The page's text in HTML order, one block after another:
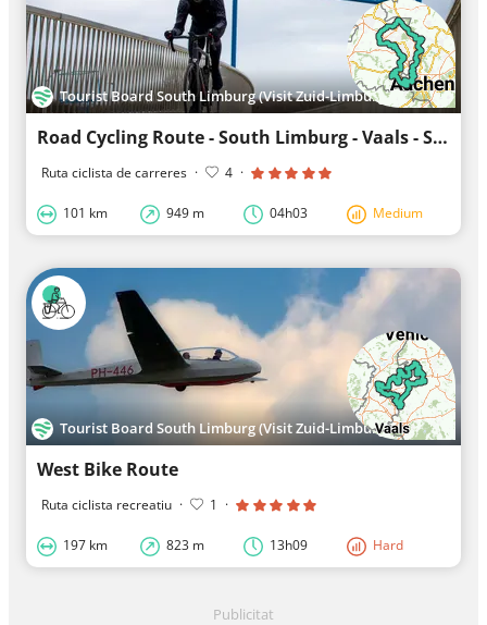
Tourist Board South Limburg (Visit Zuid-Limburg)
Road Cycling Route - South Limburg - Vaals - Schinveld - Vaals
Ruta ciclista de carreres · 4 ·
101 km 949 m 04h03 Medium
Tourist Board South Limburg (Visit Zuid-Limburg)
West Bike Route
Ruta ciclista recreatiu · 1 ·
197 km 823 m 13h09 Hard
Publicitat